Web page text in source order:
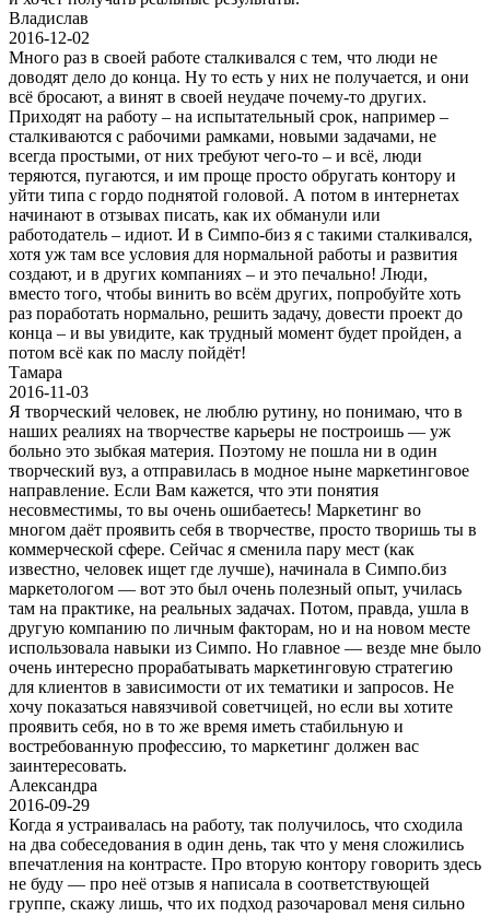
Владислав
2016-12-02
Много раз в своей работе сталкивался с тем, что люди не
доводят дело до конца. Ну то есть у них не получается, и они
всё бросают, а винят в своей неудаче почему-то других.
Приходят на работу – на испытательный срок, например –
сталкиваются с рабочими рамками, новыми задачами, не
всегда простыми, от них требуют чего-то – и всё, люди
теряются, пугаются, и им проще просто обругать контору и
уйти типа с гордо поднятой головой. А потом в интернетах
начинают в отзывах писать, как их обманули или
работодатель – идиот. И в Симпо-биз я с такими сталкивался,
хотя уж там все условия для нормальной работы и развития
создают, и в других компаниях – и это печально! Люди,
вместо того, чтобы винить во всём других, попробуйте хоть
раз поработать нормально, решить задачу, довести проект до
конца – и вы увидите, как трудный момент будет пройден, а
потом всё как по маслу пойдёт!
Тамара
2016-11-03
Я творческий человек, не люблю рутину, но понимаю, что в
наших реалиях на творчестве карьеры не построишь — уж
больно это зыбкая материя. Поэтому не пошла ни в один
творческий вуз, а отправилась в модное ныне маркетинговое
направление. Если Вам кажется, что эти понятия
несовместимы, то вы очень ошибаетесь! Маркетинг во
многом даёт проявить себя в творчестве, просто творишь ты в
коммерческой сфере. Сейчас я сменила пару мест (как
известно, человек ищет где лучше), начинала в Симпо.биз
маркетологом — вот это был очень полезный опыт, училась
там на практике, на реальных задачах. Потом, правда, ушла в
другую компанию по личным факторам, но и на новом месте
использовала навыки из Симпо. Но главное — везде мне было
очень интересно прорабатывать маркетинговую стратегию
для клиентов в зависимости от их тематики и запросов. Не
хочу показаться навязчивой советчицей, но если вы хотите
проявить себя, но в то же время иметь стабильную и
востребованную профессию, то маркетинг должен вас
заинтересовать.
Александра
2016-09-29
Когда я устраивалась на работу, так получилось, что сходила
на два собеседования в один день, так что у меня сложились
впечатления на контрасте. Про вторую контору говорить здесь
не буду — про неё отзыв я написала в соответствующей
группе, скажу лишь, что их подход разочаровал меня сильно